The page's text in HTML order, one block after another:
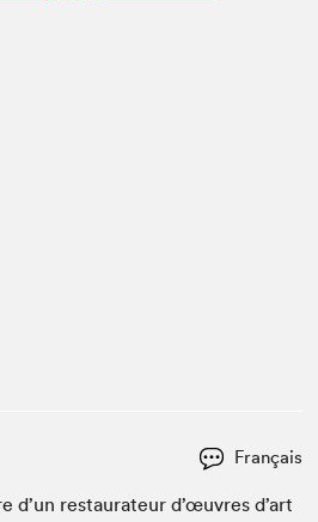
Français
d’un restau­ra­teur d’œuvres d’art